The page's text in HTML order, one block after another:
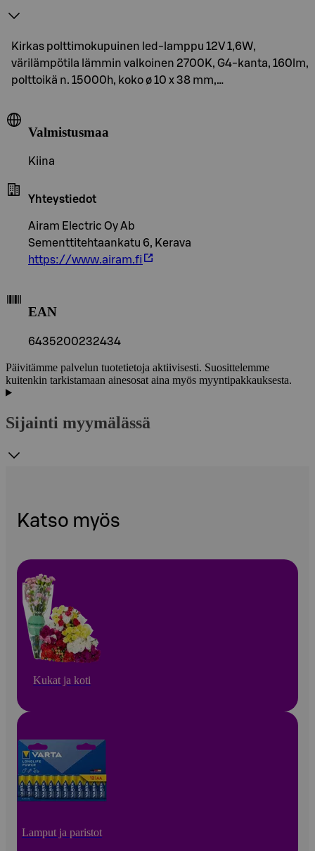
Kirkas polttimokupuinen led-lamppu 12V 1,6W,
värilämpötila lämmin valkoinen 2700K, G4-kanta, 160lm,
polttoikä n. 15000h, koko ø 10 x 38 mm,…
Valmistusmaa
Kiina
Yhteystiedot
Airam Electric Oy Ab
Sementtitehtaankatu 6, Kerava
https://www.airam.fi
EAN
6435200232434
Päivitämme palvelun tuotetietoja aktiivisesti. Suosittelemme
kuitenkin tarkistamaan ainesosat aina myös myyntipakkauksesta.
Sijainti myymälässä
Katso myös
Kukat ja koti
Lamput ja paristot